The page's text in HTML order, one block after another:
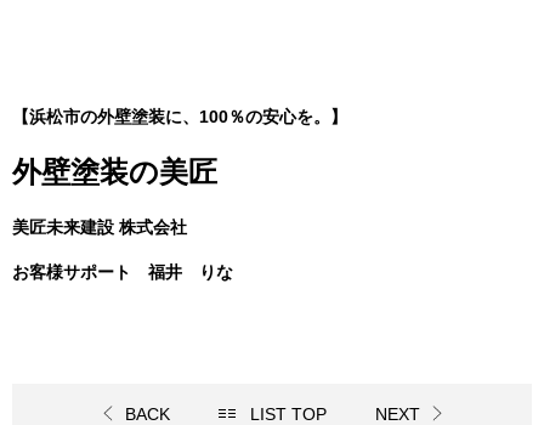
【浜松市の外壁塗装に、100％の安心を。】
外壁塗装の美匠
美匠未来建設 株式会社
お客様サポート 福井 りな
BACK LIST TOP NEXT